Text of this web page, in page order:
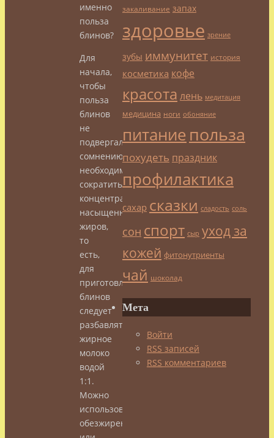
именно
польза
блинов?
Для
начала,
чтобы
польза
блинов
не
подвергалась
сомнению,
необходимо
сократить
концентрацию
насыщенных
жиров,
то
есть,
для
приготовления
блинов
следует
разбавлять
жирное
молоко
водой
1:1.
Можно
использовать
обезжиренное
закаливание запах
здоровье зрение
зубы иммунитет история
косметика кофе
красота лень медитация
медицина ноги обоняние
питание польза
похудеть праздник
профилактика
сахар сказки сладость соль
сон спорт сыр уход за
кожей фитонутриенты
чай шоколад
Мета
Войти
RSS записей
RSS комментариев